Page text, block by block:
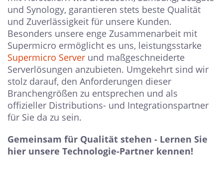
und Synology, garantieren stets beste Qualität
und Zuverlässigkeit für unsere Kunden.
Besonders unsere enge Zusammenarbeit mit
Supermicro ermöglicht es uns, leistungsstarke
Supermicro Server und maßgeschneiderte
Serverlösungen anzubieten. Umgekehrt sind wir
stolz darauf, den Anforderungen dieser
Branchengrößen zu entsprechen und als
offizieller Distributions- und Integrationspartner
für Sie da zu sein.
Gemeinsam für Qualität stehen - Lernen Sie
hier unsere Technologie-Partner kennen!